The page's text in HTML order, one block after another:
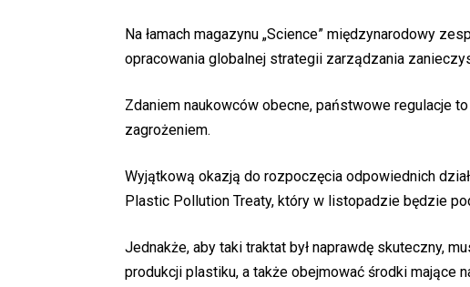
Na łamach magazynu „Science” międzynarodowy
opracowania globalnej strategii zarządzania
Zdaniem naukowców obecne, państwowe regulacje
zagrożeniem.
Wyjątkową okazją do rozpoczęcia odpowiednich
Plastic Pollution Treaty, który w listopadzie będzie
Jednakże, aby taki traktat był naprawdę skuteczny,
produkcji plastiku, a także obejmować środki mające